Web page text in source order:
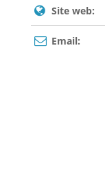
Site web:
Email: